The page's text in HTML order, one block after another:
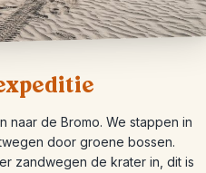
naar de Bromo. We stappen in
door groene bossen.
zandwegen de krater in, dit is